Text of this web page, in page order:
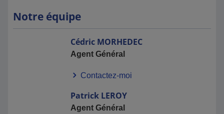
Notre équipe
Cédric MORHEDEC
Agent Général
Contactez-moi
Patrick LEROY
Agent Général